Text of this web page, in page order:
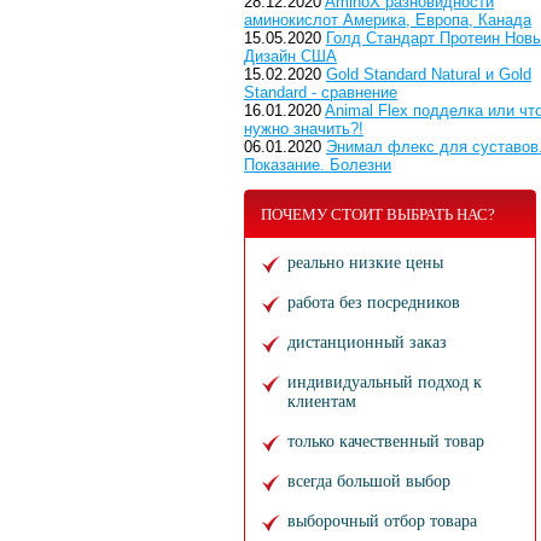
аминокислот Америка, Европа, Канада
15.05.2020 Голд Стандарт Протеин
Дизайн США
15.02.2020 Gold Standard Natural и Gold
Standard - сравнение
16.01.2020 Animal Flex подделка или
нужно значить?!
06.01.2020 Энимал флекс для суставов.
Показание. Болезни
ПОЧЕМУ СТОИТ ВЫБРАТЬ НАС?
реально низкие цены
работа без посредников
дистанционный заказ
индивидуальный подход к
клиентам
только качественный товар
всегда большой выбор
выборочный отбор товара